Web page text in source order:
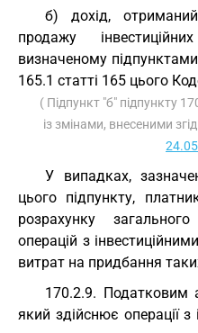
б) дохід,
продажу
визначеному
165.1 статті 165 цього
( Підпункт "б" підпункту
із змінами, внесеними
У випадках,
цього підпункту,
розрахунку
операцій з
витрат на придбання
170.2.9. Податковим
який здійснює операції